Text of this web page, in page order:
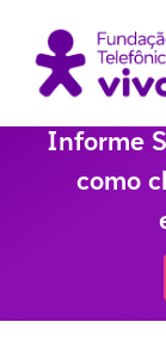
Informe
como